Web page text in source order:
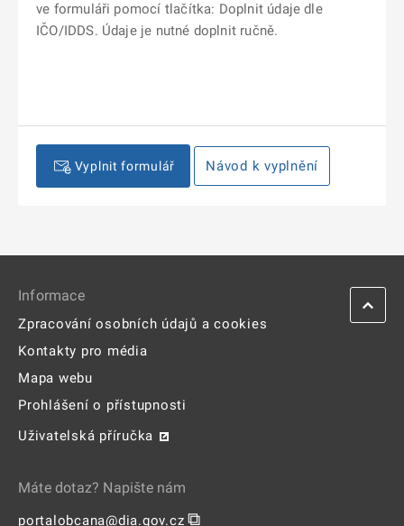
ve formuláři pomocí tlačítka: Doplnit údaje dle
IČO/IDDS. Údaje je nutné doplnit ručně.
Vyplnit formulář Návod k vyplnění
Informace
Zpracování osobních údajů a cookies
Kontakty pro média
Mapa webu
Prohlášení o přístupnosti
Uživatelská příručka
Máte dotaz? Napište nám
portalobcana@dia.gov.cz ⧉